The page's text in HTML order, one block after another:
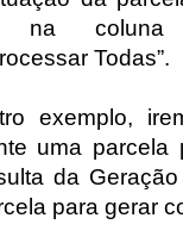
na
Todas”.
exemplo,
uma parcela
da G
para gerar